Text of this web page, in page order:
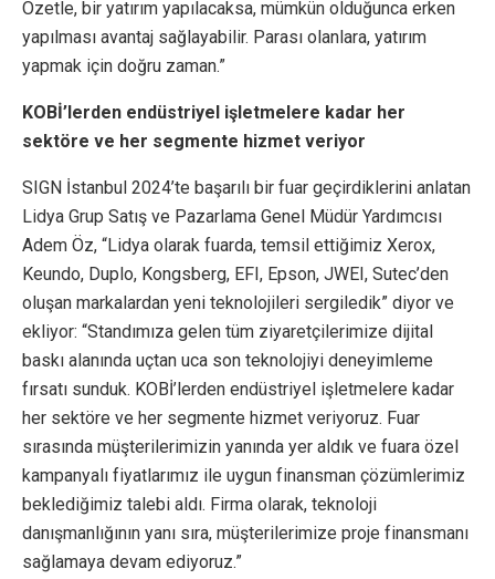
Özetle, bir yatırım yapılacaksa, mümkün olduğunca erken
yapılması avantaj sağlayabilir. Parası olanlara, yatırım
yapmak için doğru zaman.”
KOBİ’lerden endüstriyel işletmelere kadar her
sektöre ve her segmente hizmet veriyor
SIGN İstanbul 2024’te başarılı bir fuar geçirdiklerini anlatan
Lidya Grup Satış ve Pazarlama Genel Müdür Yardımcısı
Adem Öz, “Lidya olarak fuarda, temsil ettiğimiz Xerox,
Keundo, Duplo, Kongsberg, EFI, Epson, JWEI, Sutec’den
oluşan markalardan yeni teknolojileri sergiledik” diyor ve
ekliyor: “Standımıza gelen tüm ziyaretçilerimize dijital
baskı alanında uçtan uca son teknolojiyi deneyimleme
fırsatı sunduk. KOBİ’lerden endüstriyel işletmelere kadar
her sektöre ve her segmente hizmet veriyoruz. Fuar
sırasında müşterilerimizin yanında yer aldık ve fuara özel
kampanyalı fiyatlarımız ile uygun finansman çözümlerimiz
beklediğimiz talebi aldı. Firma olarak, teknoloji
danışmanlığının yanı sıra, müşterilerimize proje finansmanı
sağlamaya devam ediyoruz.”